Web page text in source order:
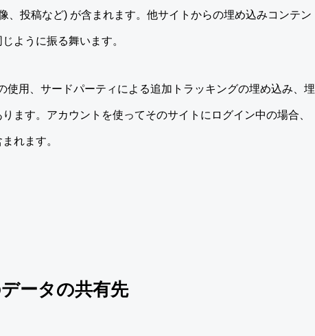
、投稿など) が含まれます。他サイトからの埋め込みコンテン
ように振る舞います。
用、サードパーティによる追加トラッキングの埋め込み、埋
ます。アカウントを使ってそのサイトにログイン中の場合、
れます。
ータの共有先